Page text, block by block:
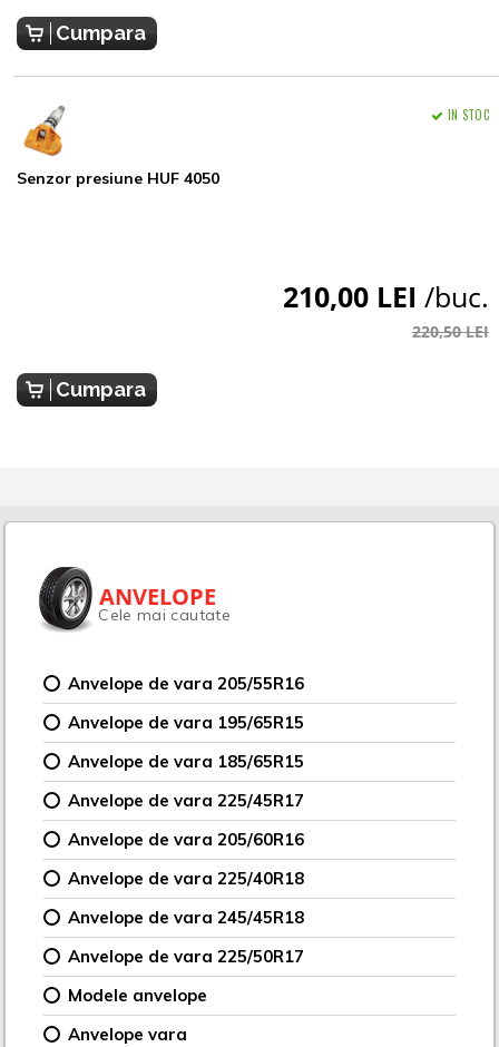
Cumpara
Senzor presiune HUF 4050
IN STOC
210,00 LEI /buc.
220,50 LEI
Cumpara
ANVELOPE
Cele mai cautate
Anvelope de vara 205/55R16
Anvelope de vara 195/65R15
Anvelope de vara 185/65R15
Anvelope de vara 225/45R17
Anvelope de vara 205/60R16
Anvelope de vara 225/40R18
Anvelope de vara 245/45R18
Anvelope de vara 225/50R17
Modele anvelope
Anvelope vara